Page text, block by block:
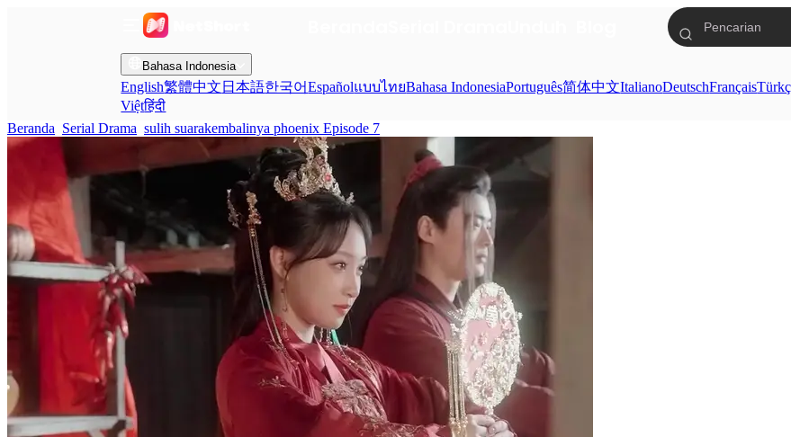
Bahasa Indonesia
English繁體中文 日本語한국어EspañolแบบไทยBahasa IndonesiaPortuguês简体中文ItalianoDeutschFrançais
Việtहिंदी
Beranda Serial Drama sulih suarakembalinya phoenix Episode 7